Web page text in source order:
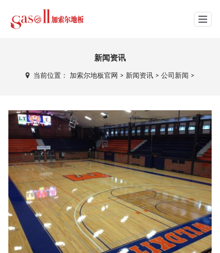
网站导航
新闻资讯
当前位置： 加索尔地板官网 > 新闻资讯> 公司新闻 >